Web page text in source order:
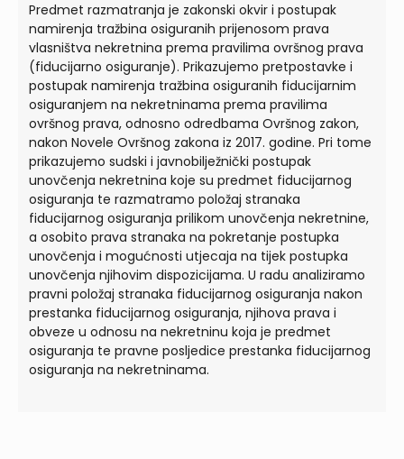
Predmet razmatranja je zakonski okvir i postupak
namirenja tražbina osiguranih prijenosom prava
vlasništva nekretnina prema pravilima ovršnog prava
(fiducijarno osiguranje). Prikazujemo pretpostavke i
postupak namirenja tražbina osiguranih fiducijarnim
osiguranjem na nekretninama prema pravilima
ovršnog prava, odnosno odredbama Ovršnog zakon,
nakon Novele Ovršnog zakona iz 2017. godine. Pri tome
prikazujemo sudski i javnobilježnički postupak
unovčenja nekretnina koje su predmet fiducijarnog
osiguranja te razmatramo položaj stranaka
fiducijarnog osiguranja prilikom unovčenja nekretnine,
a osobito prava stranaka na pokretanje postupka
unovčenja i mogućnosti utjecaja na tijek postupka
unovčenja njihovim dispozicijama. U radu analiziramo
pravni položaj stranaka fiducijarnog osiguranja nakon
prestanka fiducijarnog osiguranja, njihova prava i
obveze u odnosu na nekretninu koja je predmet
osiguranja te pravne posljedice prestanka fiducijarnog
osiguranja na nekretninama.